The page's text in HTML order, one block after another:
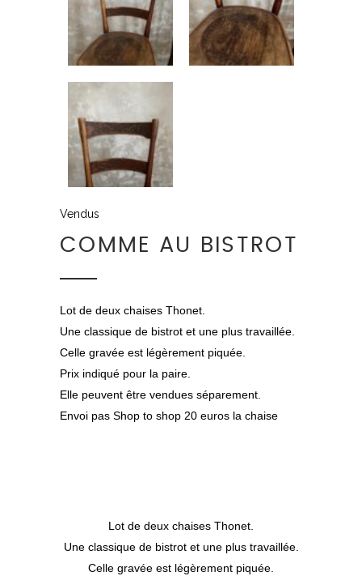
Vendus
COMME AU BISTROT
Lot de deux chaises Thonet.
Une classique de bistrot et une plus travaillée.
Celle gravée est légèrement piquée.
Prix indiqué pour la paire.
Elle peuvent être vendues séparement.
Envoi pas Shop to shop 20 euros la chaise
Lot de deux chaises Thonet.
Une classique de bistrot et une plus travaillée.
Celle gravée est légèrement piquée.